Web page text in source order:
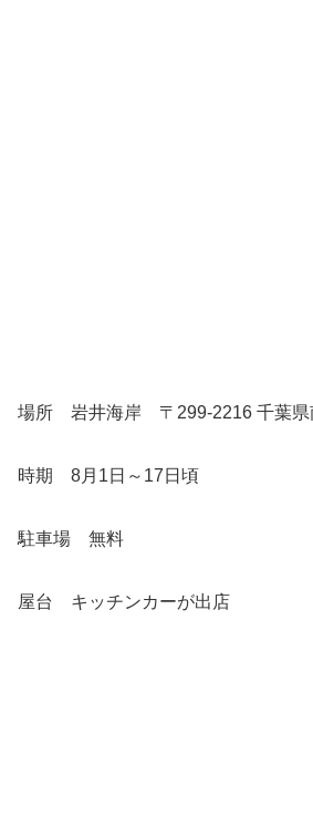
場所 岩井海岸 〒299-2216 千葉県
時期 8月1日～17日頃
駐車場 無料
屋台 キッチンカーが出店